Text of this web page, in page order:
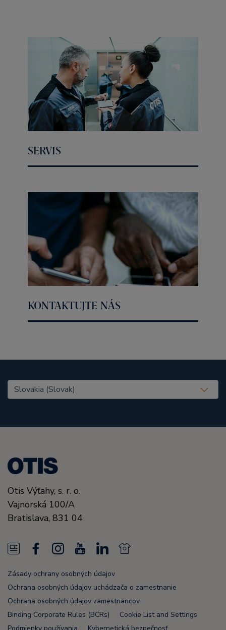
SERVIS
KONTAKTUJTE NÁS
United States (EN)
Otis Výťahy, s. r. o.
Vajnorská 100/A
Bratislava, 831 04
N
e
w
s
F
a
c
e
b
I
s
t
a
o
u
T
u
L
n
k
e
N
w
s
F
Zásady ochrany osobných údajov
Ochrana osobných údajov uchádzača o zamestnanie
Ochrana osobných údajov zamestnancov
Binding Corporate Rules (BCRs)
Cookie List and Settings